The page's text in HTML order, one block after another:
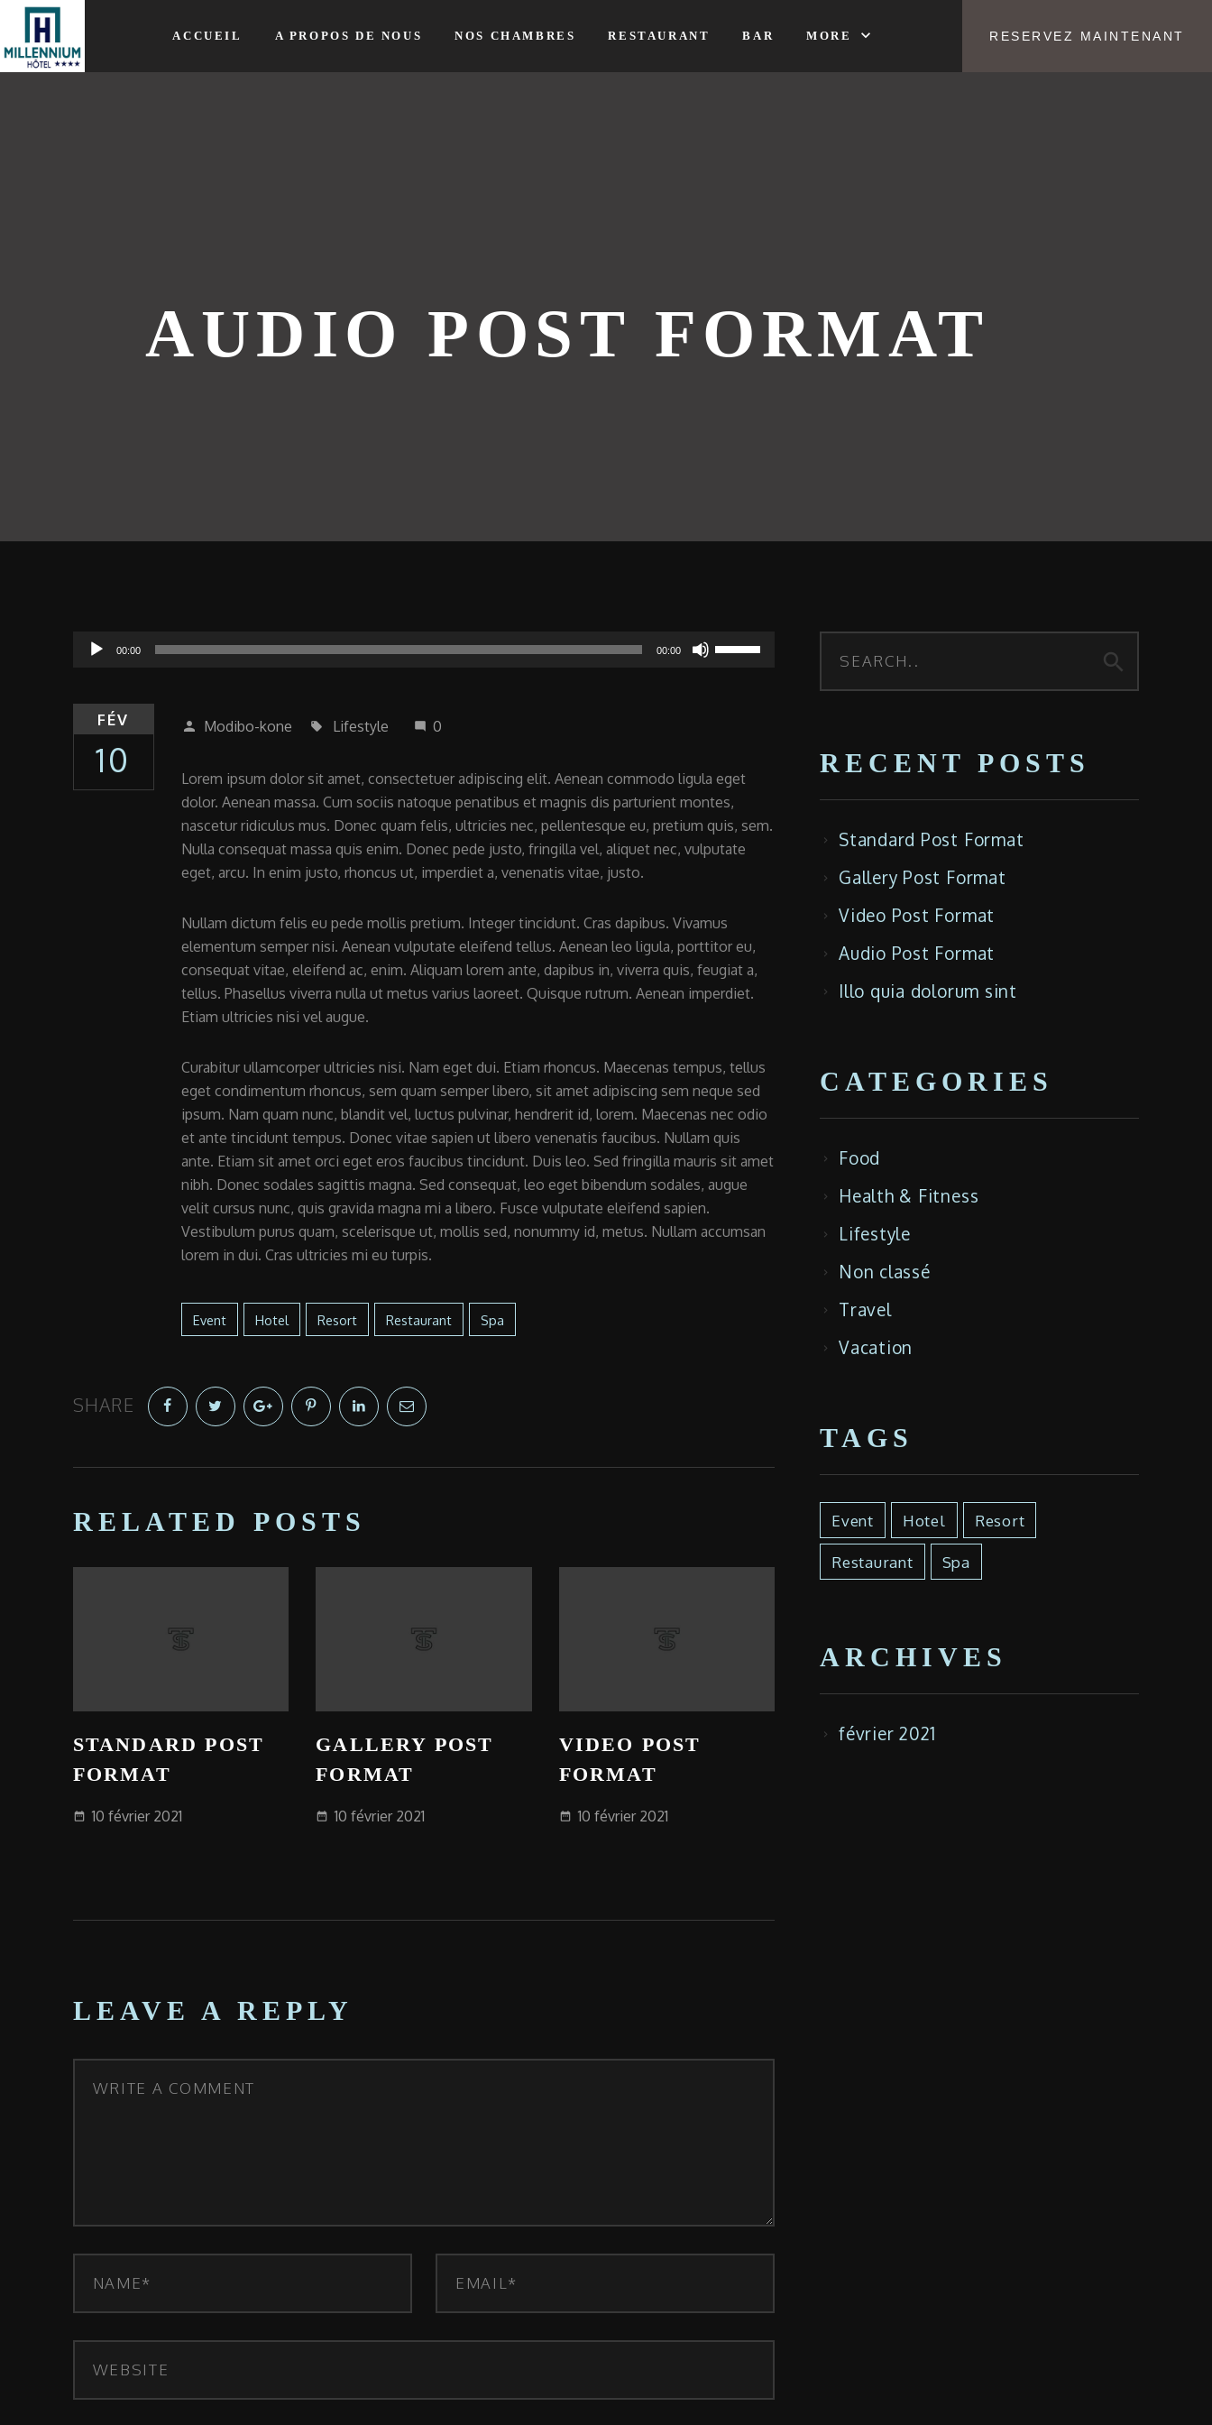
ACCUEIL A PROPOS DE NOUS NOS CHAMBRES RESTAURANT BAR MORE expand_more RESERVEZ MAINTENANT
AUDIO POST FORMAT
Lecteur00:00 00:00
ou
diminuer
le
volume.
FÉV
10
person Modibo-kone local_offer Lifestyle mode_comment 0
Lorem ipsum dolor sit amet, consectetuer adipiscing elit. Aenean commodo ligula eget
dolor. Aenean massa. Cum sociis natoque penatibus et magnis dis parturient montes,
nascetur ridiculus mus. Donec quam felis, ultricies nec, pellentesque eu, pretium quis, sem.
Nulla consequat massa quis enim. Donec pede justo, fringilla vel, aliquet nec, vulputate
eget, arcu. In enim justo, rhoncus ut, imperdiet a, venenatis vitae, justo.
Nullam dictum felis eu pede mollis pretium. Integer tincidunt. Cras dapibus. Vivamus
elementum semper nisi. Aenean vulputate eleifend tellus. Aenean leo ligula, porttitor eu,
consequat vitae, eleifend ac, enim. Aliquam lorem ante, dapibus in, viverra quis, feugiat a,
tellus. Phasellus viverra nulla ut metus varius laoreet. Quisque rutrum. Aenean imperdiet.
Etiam ultricies nisi vel augue.
Curabitur ullamcorper ultricies nisi. Nam eget dui. Etiam rhoncus. Maecenas tempus, tellus
eget condimentum rhoncus, sem quam semper libero, sit amet adipiscing sem neque sed
ipsum. Nam quam nunc, blandit vel, luctus pulvinar, hendrerit id, lorem. Maecenas nec odio
et ante tincidunt tempus. Donec vitae sapien ut libero venenatis faucibus. Nullam quis
ante. Etiam sit amet orci eget eros faucibus tincidunt. Duis leo. Sed fringilla mauris sit amet
nibh. Donec sodales sagittis magna. Sed consequat, leo eget bibendum sodales, augue
velit cursus nunc, quis gravida magna mi a libero. Fusce vulputate eleifend sapien.
Vestibulum purus quam, scelerisque ut, mollis sed, nonummy id, metus. Nullam accumsan
lorem in dui. Cras ultricies mi eu turpis.
Event Hotel Resort Restaurant Spa
SHARE
RELATED POSTS
STANDARD POST
FORMAT
date_range 10 février 2021
GALLERY POST
FORMAT
date_range 10 février 2021
VIDEO POST
FORMAT
date_range 10 février 2021
LEAVE A REPLY
search
RECENT POSTS
Standard Post Format
Gallery Post Format
Video Post Format
Audio Post Format
Illo quia dolorum sint
CATEGORIES
Food
Health & Fitness
Lifestyle
Non classé
Travel
Vacation
TAGS
Event Hotel Resort
Restaurant Spa
ARCHIVES
février 2021